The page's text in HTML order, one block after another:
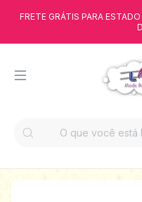
FRETE GRÁTIS PARA